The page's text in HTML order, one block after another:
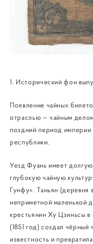
1. Исторический фон
Появление чайных
отраслью — чайным
поздний период
республики.
Уезд Фуань имеет
глубокую чайную
Гунфу». Таньян (деревня
неприметной маленькой
крестьянин Ху Цзиньсы
(1851 год) создал
известность и